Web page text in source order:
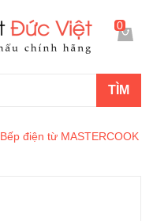
TÌM
0
Bếp điện từ MASTERCOOK